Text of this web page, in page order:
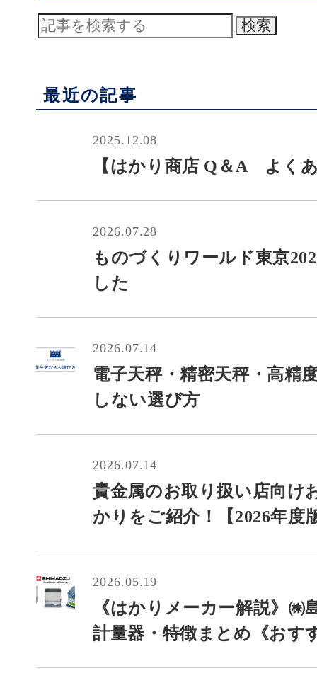
最近の記事
2025.12.08
【はかり商店 Q＆A よく
2026.07.28
ものづくりワールド東京
した
2026.07.14
電子天秤・精密天秤・高精
しない選び方
2026.07.14
貴金属のお取り扱い店向け
かりをご紹介！【2026年度
2026.05.19
《はかりメーカー解説》㈱
計量器・特徴まとめ《おす